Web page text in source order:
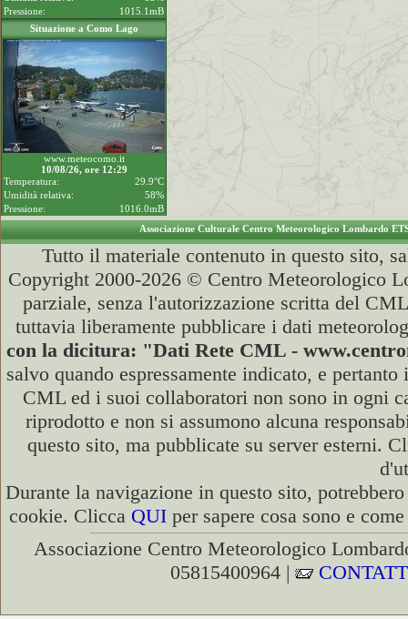
Pressione:
1015.1mB
Situazione a Como Lago
www.meteocomo.it
10/08/26, ore 12:29
Temperatura:
29.9°C
Umidità relativa:
58%
Pressione:
1016.0mB
Associazione Culturale Centro Meteorologico Lombardo
Tutto il materiale contenuto in questo sito,
Copyright 2000-2026 © Centro Meteorologico
parziale, senza l'autorizzazione scritta del
tuttavia liberamente pubblicare i dati
con la dicitura: "Dati Rete CML -
salvo quando espressamente indicato, e
CML ed i suoi collaboratori non sono in ogni
riprodotto e non si assumono alcuna
questo sito, ma pubblicate su server esterni.
Durante la navigazione in questo sito,
cookie. Clicca QUI per sapere cosa sono e
Associazione Centro Meteorologico
05815400964 |